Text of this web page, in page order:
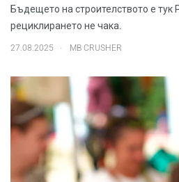
Бъдещето на строителството е тук
рециклирането не чака.
27.08.2025 MB CRUSHER